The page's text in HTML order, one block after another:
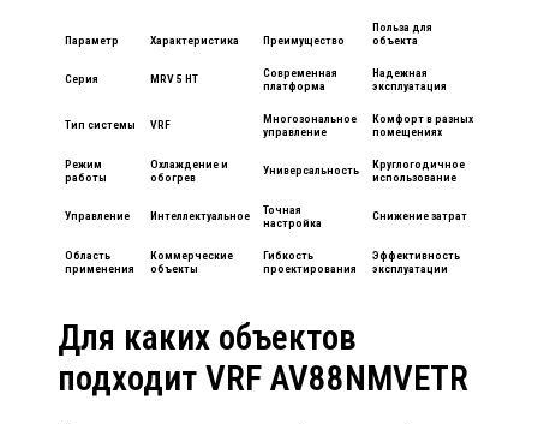
Параметр Характеристика Преимущество
Польза для
объекта
Серия MRV 5 HT
Современная
платформа
Надежная
эксплуатация
Тип системы VRF
Многозональное
управление
Комфорт в разных
помещениях
Режим
работы
Охлаждение и
обогрев
Универсальность
Круглогодичное
использование
Управление Интеллектуальное
Точная
настройка
Снижение затрат
Область
применения
Коммерческие
объекты
Гибкость
проектирования
Эффективность
эксплуатации
Для каких объектов
подходит VRF AV88NMVETR